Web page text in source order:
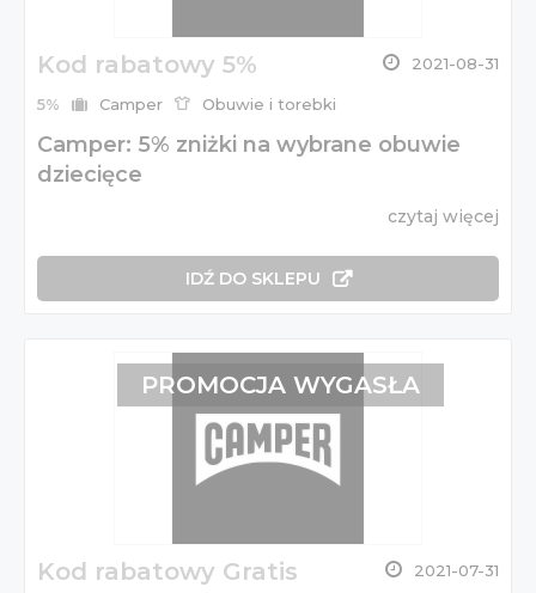
Kod rabatowy 5% 2021-08-31
5% Camper Obuwie i torebki
Camper: 5% zniżki na wybrane obuwie
dziecięce
czytaj więcej
IDŹ DO SKLEPU
Kod rabatowy Gratis 2021-07-31
PROMOCJA WYGASŁA